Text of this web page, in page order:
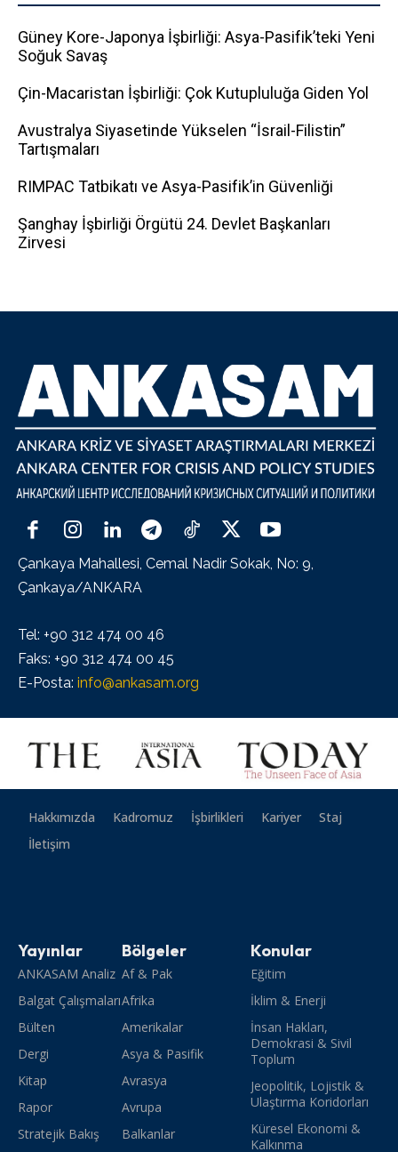
Güney Kore-Japonya İşbirliği: Asya-Pasifik’teki Yeni
Soğuk Savaş
Çin-Macaristan İşbirliği: Çok Kutupluluğa Giden Yol
Avustralya Siyasetinde Yükselen “İsrail-Filistin”
Tartışmaları
RIMPAC Tatbikatı ve Asya-Pasifik’in Güvenliği
Şanghay İşbirliği Örgütü 24. Devlet Başkanları
Zirvesi
Çankaya Mahallesi, Cemal Nadir Sokak, No: 9,
Çankaya/ANKARA
Tel: +90 312 474 00 46
Faks: +90 312 474 00 45
E-Posta: info@ankasam.org
Hakkımızda Kadromuz İşbirlikleri Kariyer
Staj
İletişim
Yayınlar
ANKASAM Analiz
Balgat Çalışmaları
Bülten
Dergi
Kitap
Rapor
Stratejik Bakış
Bölgeler
Af & Pak
Afrika
Amerikalar
Asya & Pasifik
Avrasya
Avrupa
Balkanlar
Konular
Eğitim
İklim & Enerji
İnsan Hakları,
Demokrasi & Sivil
Toplum
Jeopolitik, Lojistik &
Ulaştırma Koridorları
Küresel Ekonomi &
Kalkınma